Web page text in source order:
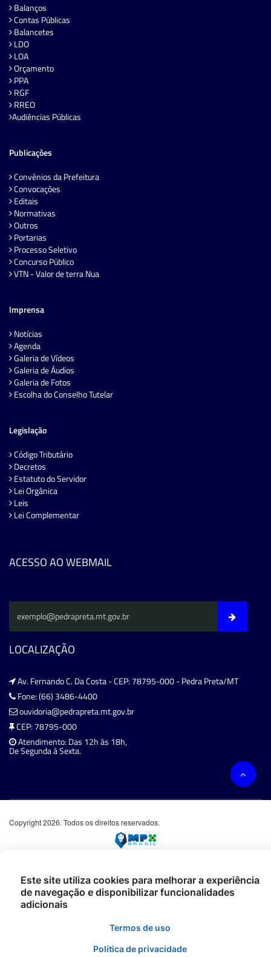
Balanços
Contas Públicas
Balancetes
LDO
LOA
Orçamento
PPA
RGF
RREO
Audiências Públicas
Publicações
Convênios da Prefeitura
Convocações
Editais
Normativas
Outros
Portarias
Processo Seletivo
Concurso Público
VTN - Valor de terra Nua
Imprensa
Notícias
Agenda
Galeria de Vídeos
Galeria de Áudios
Galeria de Fotos
Escolha do Conselho Tutelar
Legislação
Código Tributário
Decretos
Estatuto do Servidor
Lei Orgânica
Leis
Lei Complementar
ACESSO AO WEBMAIL
LOCALIZAÇÃO
Av. Fernando C. Da Costa - CEP: 78795-000 - Pedra Preta/MT
Fone: (66) 3486-4400
ouvidoria@pedrapreta.mt.gov.br
CEP: 78795-000
Atendimento: Das 12h às 18h,
De Segunda à Sexta.
Copyright 2026. Todos os direitos reservados.
Este site utiliza cookies para melhorar a experiência
de navegação e disponibilizar funcionalidades
adicionais
Termos de uso
Política de privacidade